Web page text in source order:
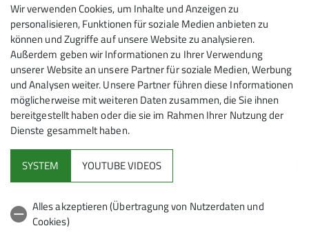
Mitgliederstammtisch
25.11.2026
Details
Sektion
Wir verwenden Cookies, um Inhalte und Anzeigen zu
personalisieren, Funktionen für soziale Medien anbieten zu
können und Zugriffe auf unsere Website zu analysieren.
Außerdem geben wir Informationen zu Ihrer Verwendung
unserer Website an unsere Partner für soziale Medien, Werbung
und Analysen weiter. Unsere Partner führen diese Informationen
möglicherweise mit weiteren Daten zusammen, die Sie ihnen
bereitgestellt haben oder die sie im Rahmen Ihrer Nutzung der
Dienste gesammelt haben.
SYSTEM YOUTUBE VIDEOS
Alles akzeptieren (Übertragung von Nutzerdaten und
Cookies)